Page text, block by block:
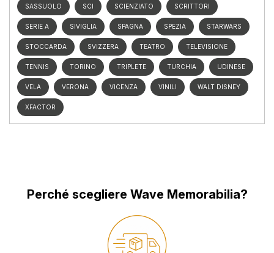
SASSUOLO SCI SCIENZIATO SCRITTORI
SERIE A SIVIGLIA SPAGNA SPEZIA STARWARS
STOCCARDA SVIZZERA TEATRO TELEVISIONE
TENNIS TORINO TRIPLETE TURCHIA UDINESE
VELA VERONA VICENZA VINILI WALT DISNEY
XFACTOR
Perché scegliere Wave Memorabilia?